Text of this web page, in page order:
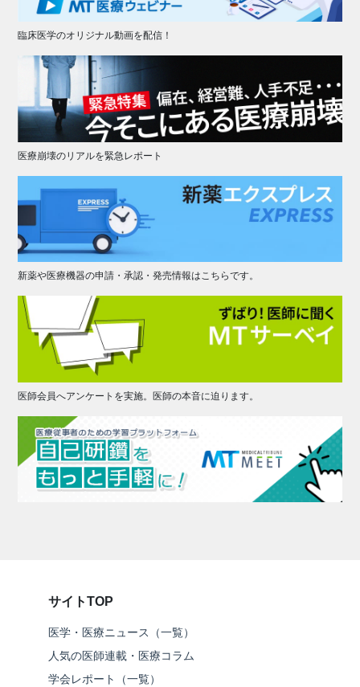
臨床医学のオリジナル動画を配信！
医療崩壊のリアルを緊急レポート
新薬や医療機器の申請・承認・発売情報はこちらです。
医師会員へアンケートを実施。医師の本音に迫ります。
サイトTOP
医学・医療ニュース（一覧）
人気の医師連載・医療コラム
学会レポート（一覧）